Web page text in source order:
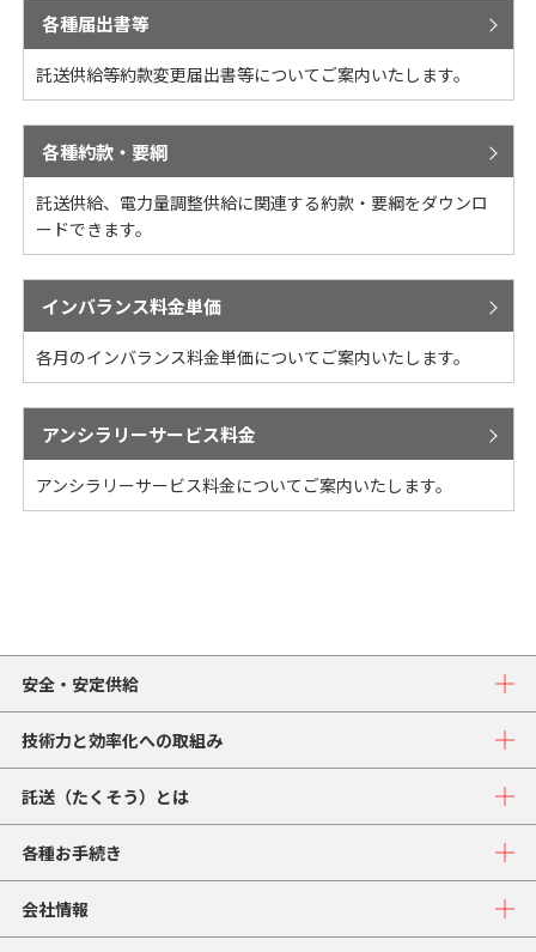
各種届出書等
託送供給等約款変更届出書等についてご案内いたします。
各種約款・要綱
託送供給、電力量調整供給に関連する約款・要綱をダウンロ
ードできます。
インバランス料金単価
各月のインバランス料金単価についてご案内いたします。
アンシラリーサービス料金
アンシラリーサービス料金についてご案内いたします。
安全・安定供給
技術力と効率化への取組み
託送（たくそう）とは
各種お手続き
会社情報